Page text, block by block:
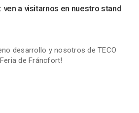
ven a visitarnos en nuestro stand
desarrollo y nosotros de TECO
de Fráncfort!